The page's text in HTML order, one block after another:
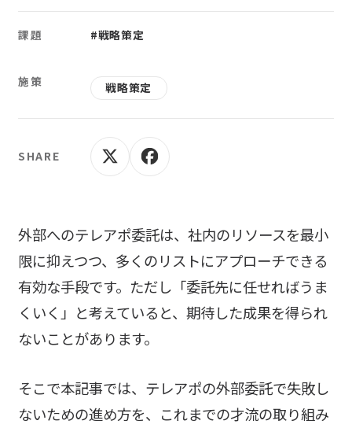
外部へのテレアポ委託は、社内のリソースを最小
限に抑えつつ、多くのリストにアプローチできる
有効な手段です。ただし「委託先に任せればうま
くいく」と考えていると、期待した成果を得られ
ないことがあります。
そこで本記事では、テレアポの外部委託で失敗し
ないための進め方を、これまでの才流の取り組み
課題 #戦略策定
施策 戦略策定
SHARE